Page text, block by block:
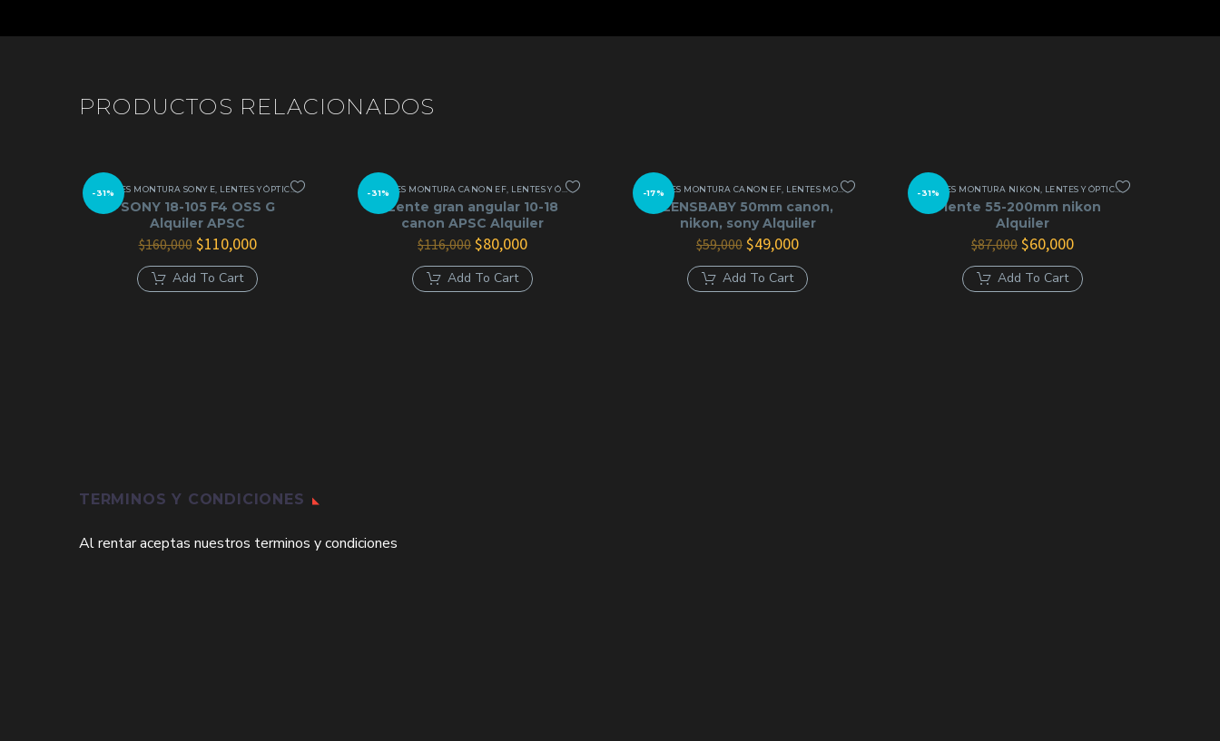
PRODUCTOS RELACIONADOS
-31%
LENTES MONTURA SONY E, LENTES Y ÓPTICAS
SONY 18-105 F4 OSS G
Alquiler APSC
$160,000 El
precio
original
era:
$110,000El
actual
es:
Add To Cart
-31%
LENTES MONTURA CANON EF, LENTES Y ÓPTICAS
Lente gran angular 10-18
canon APSC Alquiler
$116,000 El
precio
original
era:
$80,000El
actual
es:
Add To Cart
-17%
LENTES MONTURA CANON EF, LENTES MONTURA NIKON ,LENTES MONTURA SONY E,LENTES Y ÓPTICAS
LENSBABY 50mm canon,
nikon, sony Alquiler
$59,000 El
precio
original
era:
$49,000El
actual
es:
Add To Cart
-31%
LENTES MONTURA NIKON, LENTES Y ÓPTICAS
lente 55-200mm nikon
Alquiler
$87,000 El
precio
original
era:
$60,000El
actual
es:
Add To Cart
TERMINOS Y CONDICIONES
Al rentar aceptas nuestros terminos y condiciones